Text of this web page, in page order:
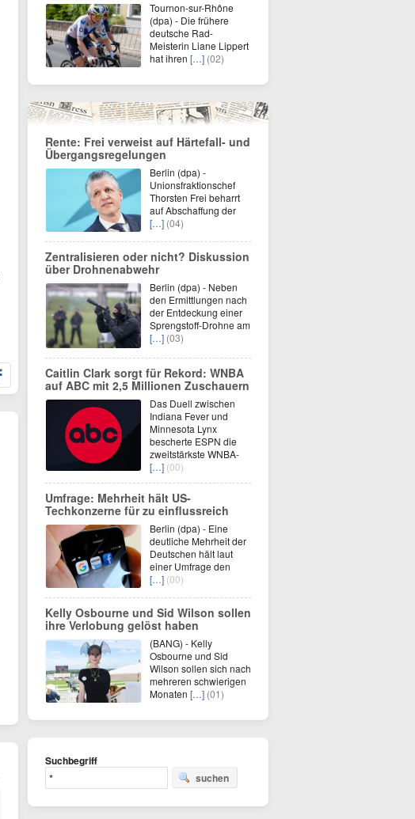
Tournon-sur-Rhône
(dpa) - Die frühere
deutsche Rad-
Meisterin Liane Lippert
hat ihren […] (02)
Rente: Frei verweist auf Härtefall- und
Übergangsregelungen
Berlin (dpa) -
Unionsfraktionschef
Thorsten Frei beharrt
auf Abschaffung der
[…] (04)
Zentralisieren oder nicht? Diskussion
über Drohnenabwehr
Berlin (dpa) - Neben
den Ermittlungen nach
der Entdeckung einer
Sprengstoff-Drohne am
[…] (03)
Caitlin Clark sorgt für Rekord: WNBA
auf ABC mit 2,5 Millionen Zuschauern
Das Duell zwischen
Indiana Fever und
Minnesota Lynx
bescherte ESPN die
zweitstärkste WNBA-
[…] (00)
Umfrage: Mehrheit hält US-
Techkonzerne für zu einflussreich
Berlin (dpa) - Eine
deutliche Mehrheit der
Deutschen hält laut
einer Umfrage den
[…] (00)
Kelly Osbourne und Sid Wilson sollen
ihre Verlobung gelöst haben
(BANG) - Kelly
Osbourne und Sid
Wilson sollen sich nach
mehreren schwierigen
Monaten […] (01)
Suchbegriff
suchen